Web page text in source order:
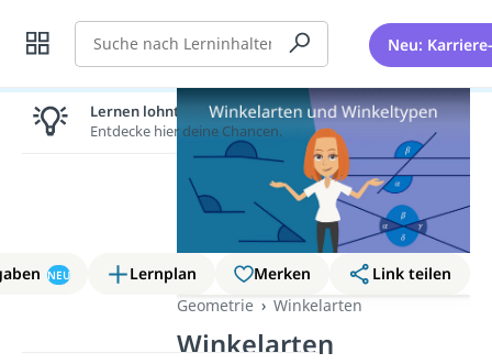
Suche Neu:
NEU Lernplan Merken
Link teilen
Geometrie
Winkelarten
Winkelarten
Lernen lohnt sich!
Entdecke hier deine Chancen.